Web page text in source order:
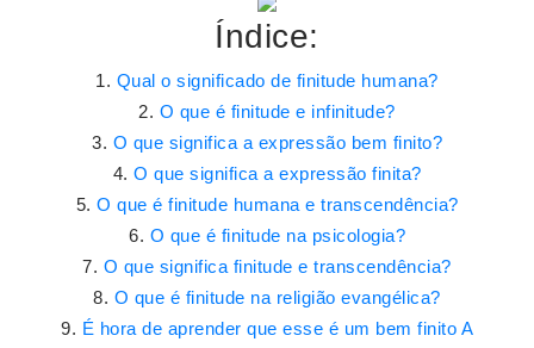
Índice:
Qual o significado de finitude humana?
O que é finitude e infinitude?
O que significa a expressão bem finito?
O que significa a expressão finita?
O que é finitude humana e transcendência?
O que é finitude na psicologia?
O que significa finitude e transcendência?
O que é finitude na religião evangélica?
É hora de aprender que esse é um bem finito A